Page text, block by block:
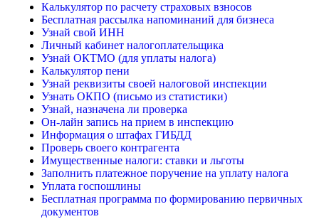
Калькулятор по расчету страховых взносов
Бесплатная рассылка напоминаний для бизнеса
Узнай свой ИНН
Личный кабинет налогоплательщика
Узнай ОКТМО (для уплаты налога)
Калькулятор пени
Узнай реквизиты своей налоговой инспекции
Узнать ОКПО (письмо из статистики)
Узнай, назначена ли проверка
Он-лайн запись на прием в инспекцию
Информация о штафах ГИБДД
Проверь своего контрагента
Имущественные налоги: ставки и льготы
Заполнить платежное поручение на уплату налога
Уплата госпошлины
Бесплатная программа по формированию первичных
документов